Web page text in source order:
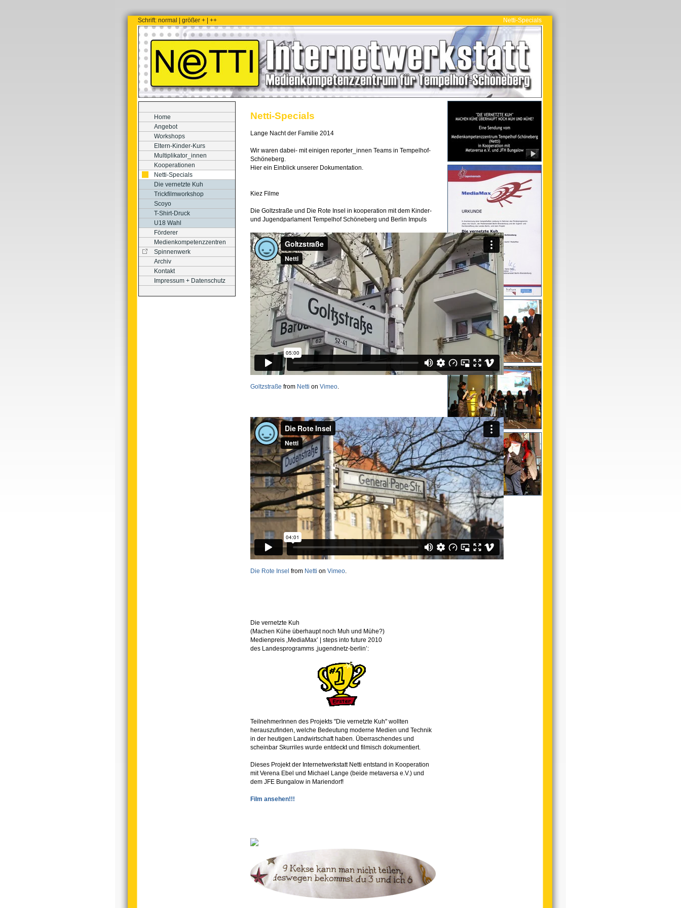
Home
Angebot
Workshops
Eltern-Kinder-Kurs
Multiplikator_innen
Kooperationen
Netti-Specials
Die vernetzte Kuh
Trickfilmworkshop
Scoyo
T-Shirt-Druck
U18 Wahl
Förderer
Medienkompetenzzentren
Spinnenwerk
Archiv
Kontakt
Impressum + Datenschutz
Netti-Specials
Lange Nacht der Familie 2014
Wir waren dabei- mit einigen reporter_innen Teams in Tempelhof-
Schöneberg.
Hier ein Einblick unserer Dokumentation.
Kiez Filme
Die Goltzstraße und Die Rote Insel in kooperation mit dem Kinder-
und Jugendparlament Tempelhof Schöneberg und Berlin Impuls
Goltzstraße from Netti on Vimeo.
Die Rote Insel from Netti on Vimeo.
Die vernetzte Kuh
(Machen Kühe überhaupt noch Muh und Mühe?)
Medienpreis ‚MediaMax’ | steps into future 2010
des Landesprogramms ‚jugendnetz-berlin’:
TeilnehmerInnen des Projekts "Die vernetzte Kuh" wollten
herauszufinden, welche Bedeutung moderne Medien und Technik
in der heutigen Landwirtschaft haben. Überraschendes und
scheinbar Skurriles wurde entdeckt und filmisch dokumentiert.
Dieses Projekt der Internetwerkstatt Netti entstand in Kooperation
mit Verena Ebel und Michael Lange (beide metaversa e.V.) und
dem JFE Bungalow in Mariendorf!
Film ansehen!!!
Schrift: normal größer + ++ Netti-Specials